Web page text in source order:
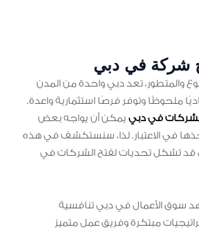
شركة في دبي
والمتطور، تعد دبي واحدة من المدن
ملحوظًا وتوفر فرصًا استثمارية واعدة.
في دبي يمكن أن يواجه بعض
في الاعتبار. لذا، سنستكشف في هذه
قد تشكل تحديات لفتح الشركات في
سوق الأعمال في دبي تنافسية
مبتكرة وفريق عمل متميز